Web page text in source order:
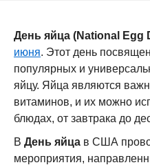
День яйца (National Egg
июня. Этот день
популярных и
яйцу. Яйца являются
витаминов, и их можно
блюдах, от завтрака до
В День яйца в США
мероприятия,